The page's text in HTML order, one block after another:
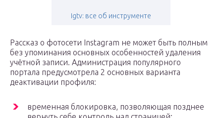
Igtv: все об инструменте
Рассказ о фотосети Instagram не может быть полным
без упоминания основных особенностей удаления
учётной записи. Администрация популярного
портала предусмотрела 2 основных варианта
деактивации профиля:
временная блокировка, позволяющая позднее